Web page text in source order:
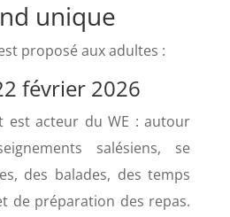
unique
proposé aux adultes :
février 2026
est acteur du WE : autour
salésiens, se
des balades, des temps
de préparation des repas.